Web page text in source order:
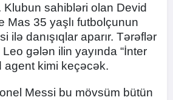
Klubun sahibləri olan Devid
Mas 35 yaşlı futbolçunun
ilə danışıqlar aparır. Tərəflər
Leo gələn ilin yayında “İnter
agent kimi keçəcək.
Messi bu mövsüm bütün